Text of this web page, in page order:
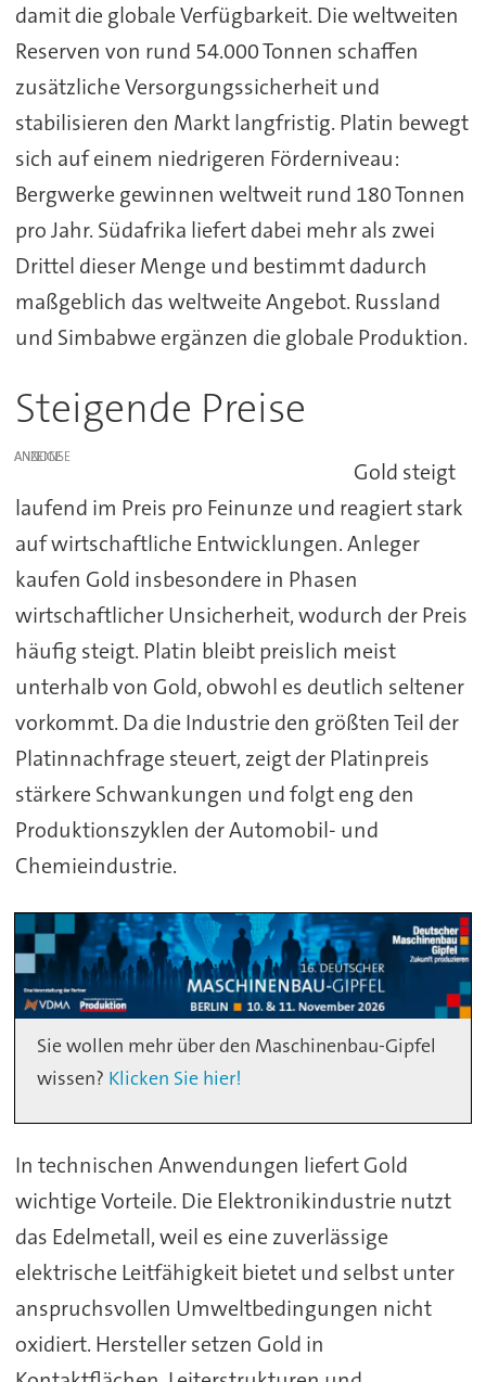
damit die globale Verfügbarkeit. Die weltweiten
Reserven von rund 54.000 Tonnen schaffen
zusätzliche Versorgungssicherheit und
stabilisieren den Markt langfristig. Platin bewegt
sich auf einem niedrigeren Förderniveau:
Bergwerke gewinnen weltweit rund 180 Tonnen
pro Jahr. Südafrika liefert dabei mehr als zwei
Drittel dieser Menge und bestimmt dadurch
maßgeblich das weltweite Angebot. Russland
und Simbabwe ergänzen die globale Produktion.
Steigende Preise
ANZEIGE
Gold steigt
laufend im Preis pro Feinunze und reagiert stark
auf wirtschaftliche Entwicklungen. Anleger
kaufen Gold insbesondere in Phasen
wirtschaftlicher Unsicherheit, wodurch der Preis
häufig steigt. Platin bleibt preislich meist
unterhalb von Gold, obwohl es deutlich seltener
vorkommt. Da die Industrie den größten Teil der
Platinnachfrage steuert, zeigt der Platinpreis
stärkere Schwankungen und folgt eng den
Produktionszyklen der Automobil- und
Chemieindustrie.
Sie wollen mehr über den Maschinenbau-Gipfel
wissen? Klicken Sie hier!
In technischen Anwendungen liefert Gold
wichtige Vorteile. Die Elektronikindustrie nutzt
das Edelmetall, weil es eine zuverlässige
elektrische Leitfähigkeit bietet und selbst unter
anspruchsvollen Umweltbedingungen nicht
oxidiert. Hersteller setzen Gold in